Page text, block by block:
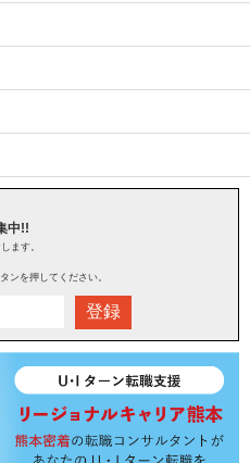
中!!
ます。
ンを押してください。
登録